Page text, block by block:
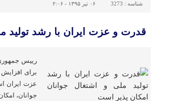
شناسه : 3273 ۰۶ تیر ۱۳۹۵ - ۲:۰۶
قدرت و عزت ایران با رشد تولید
رییس
برای
عزت ایران
جوانان،